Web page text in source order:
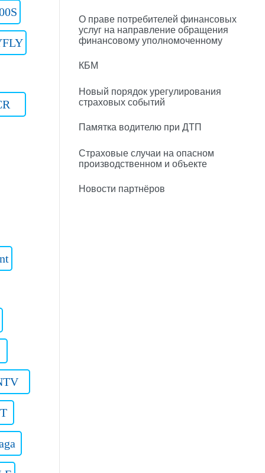
О праве потребителей финансовых
услуг на направление обращения
финансовому уполномоченному
КБМ
Новый порядок урегулирования
страховых событий
Памятка водителю при ДТП
Страховые случаи на опасном
производственном и объекте
Новости партнёров